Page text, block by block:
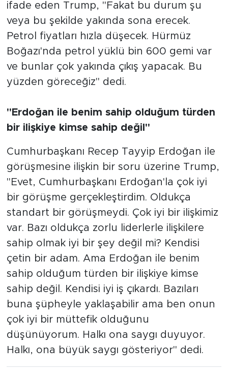
ifade eden Trump, "Fakat bu durum şu
veya bu şekilde yakında sona erecek.
Petrol fiyatları hızla düşecek. Hürmüz
Boğazı'nda petrol yüklü bin 600 gemi var
ve bunlar çok yakında çıkış yapacak. Bu
yüzden göreceğiz" dedi.
"Erdoğan ile benim sahip olduğum türden
bir ilişkiye kimse sahip değil"
Cumhurbaşkanı Recep Tayyip Erdoğan ile
görüşmesine ilişkin bir soru üzerine Trump,
"Evet, Cumhurbaşkanı Erdoğan'la çok iyi
bir görüşme gerçekleştirdim. Oldukça
standart bir görüşmeydi. Çok iyi bir ilişkimiz
var. Bazı oldukça zorlu liderlerle ilişkilere
sahip olmak iyi bir şey değil mi? Kendisi
çetin bir adam. Ama Erdoğan ile benim
sahip olduğum türden bir ilişkiye kimse
sahip değil. Kendisi iyi iş çıkardı. Bazıları
buna şüpheyle yaklaşabilir ama ben onun
çok iyi bir müttefik olduğunu
düşünüyorum. Halkı ona saygı duyuyor.
Halkı, ona büyük saygı gösteriyor" dedi.